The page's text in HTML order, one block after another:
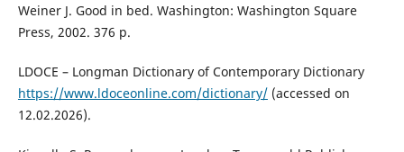
Weiner J. Good in bed. Washington: Washington Square
Press, 2002. 376 p.
LDOCE – Longman Dictionary of Contemporary Dictionary
https://www.ldoceonline.com/dictionary/(accessed on
12.02.2026).